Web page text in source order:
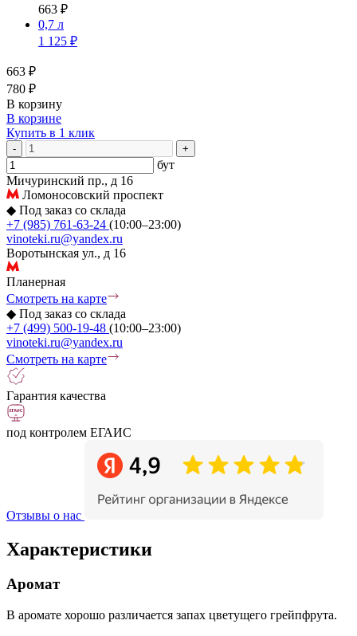
663 ₽
0,7 л
1 125 ₽
663 ₽
780 ₽
В корзину
В корзине
Купить в 1 клик
- +
бут
Мичуринский пр., д 16
Ломоносовский проспект
◆ Под заказ со склада
+7 (985) 761-63-24 (10:00–23:00)
vinoteki.ru@yandex.ru
Воротынская ул., д 16
Планерная
Смотреть на карте
◆ Под заказ со склада
+7 (499) 500-19-48 (10:00–23:00)
vinoteki.ru@yandex.ru
Смотреть на карте
Гарантия качества
под контролем ЕГАИС
Отзывы о нас
Характеристики
Аромат
В аромате хорошо различается запах цветущего грейпфрута.